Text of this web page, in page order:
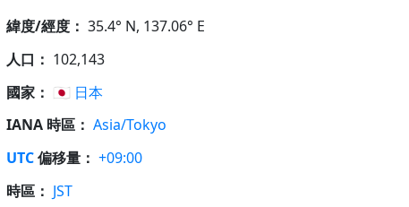
緯度/經度： 35.4° N, 137.06° E
人口： 102,143
國家： 🇯🇵 日本
IANA 時區： Asia/Tokyo
UTC偏移量： +09:00
時區： JST